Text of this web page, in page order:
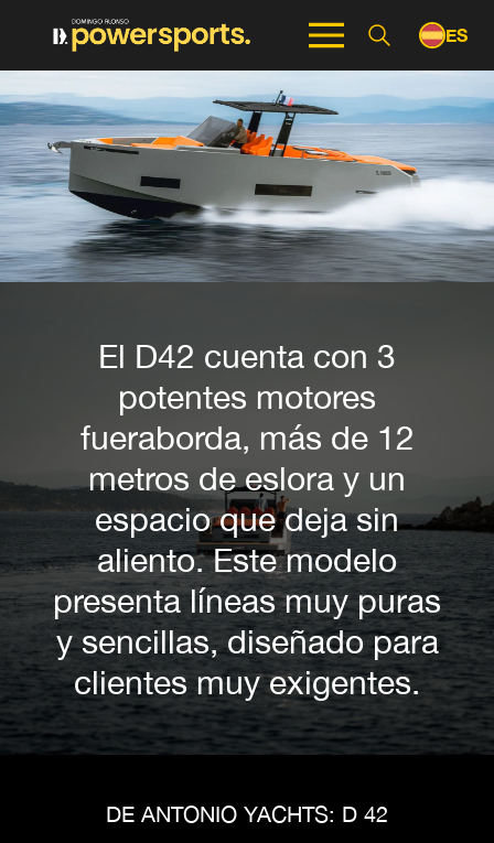
ES
El D42 cuenta con 3
potentes motores
fueraborda, más de 12
metros de eslora y un
espacio que deja sin
aliento. Este modelo
presenta líneas muy puras
y sencillas, diseñado para
clientes muy exigentes.
DE ANTONIO YACHTS: D 42